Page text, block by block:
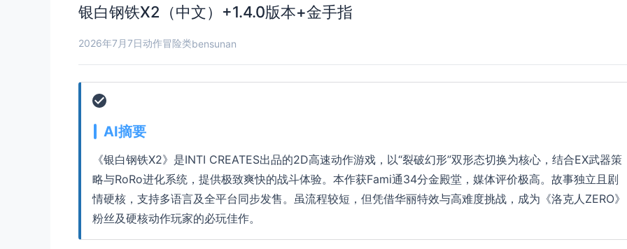
银白钢铁X2（中文）+1.4.0版本+金手指
2026年7月7日动作冒险类bensunan
AI摘要
《银白钢铁X2》是INTI CREATES出品的2D高速动作游戏，以“裂破幻形”双形态切换为核心，结合EX武器策
略与RoRo进化系统，提供极致爽快的战斗体验。本作获Fami通34分金殿堂，媒体评价极高。故事独立且剧
情硬核，支持多语言及全平台同步发售。虽流程较短，但凭借华丽特效与高难度挑战，成为《洛克人ZERO》
粉丝及硬核动作玩家的必玩佳作。